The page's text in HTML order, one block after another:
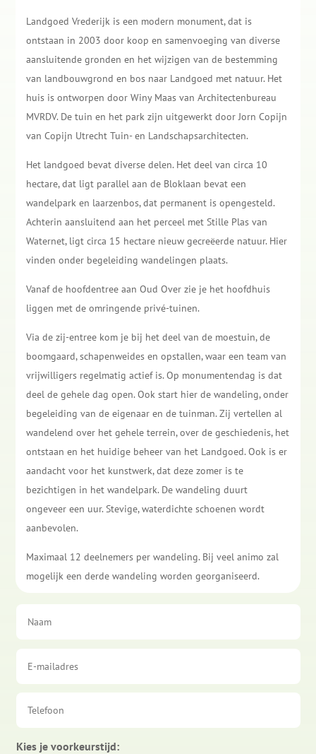
Landgoed Vrederijk is een modern monument, dat is
ontstaan in 2003 door koop en samenvoeging van diverse
aansluitende gronden en het wijzigen van de bestemming
van landbouwgrond en bos naar Landgoed met natuur. Het
huis is ontworpen door Winy Maas van Architectenbureau
MVRDV. De tuin en het park zijn uitgewerkt door Jorn Copijn
van Copijn Utrecht Tuin- en Landschapsarchitecten.
Het landgoed bevat diverse delen. Het deel van circa 10
hectare, dat ligt parallel aan de Bloklaan bevat een
wandelpark en laarzenbos, dat permanent is opengesteld.
Achterin aansluitend aan het perceel met Stille Plas van
Waternet, ligt circa 15 hectare nieuw gecreëerde natuur. Hier
vinden onder begeleiding wandelingen plaats.
Vanaf de hoofdentree aan Oud Over zie je het hoofdhuis
liggen met de omringende privé-tuinen.
Via de zij-entree kom je bij het deel van de moestuin, de
boomgaard, schapenweides en opstallen, waar een team van
vrijwilligers regelmatig actief is. Op monumentendag is dat
deel de gehele dag open. Ook start hier de wandeling, onder
begeleiding van de eigenaar en de tuinman. Zij vertellen al
wandelend over het gehele terrein, over de geschiedenis, het
ontstaan en het huidige beheer van het Landgoed. Ook is er
aandacht voor het kunstwerk, dat deze zomer is te
bezichtigen in het wandelpark. De wandeling duurt
ongeveer een uur. Stevige, waterdichte schoenen wordt
aanbevolen.
Maximaal 12 deelnemers per wandeling. Bij veel animo zal
mogelijk een derde wandeling worden georganiseerd.
Kies je voorkeurstijd: